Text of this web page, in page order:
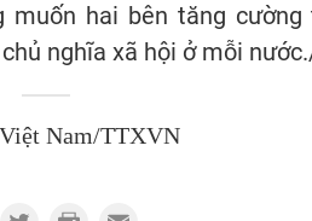
hai bên tăng
nghĩa xã hội ở mỗi
Nam/TTXVN